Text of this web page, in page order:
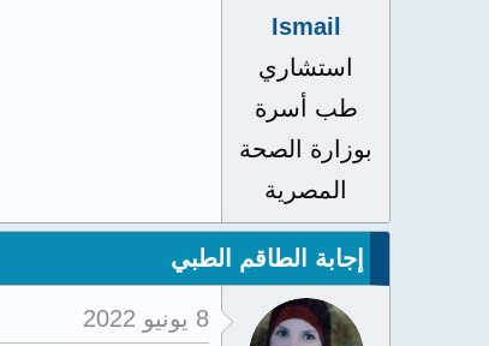
Ismail
استشاري
طب أسرة
بوزارة الصحة
المصرية
إجابة الطاقم الطبي
8 يونيو 2022